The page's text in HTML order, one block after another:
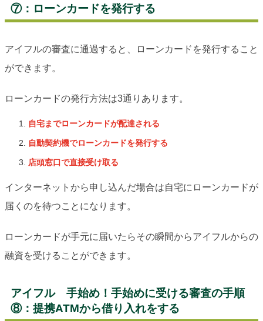
⑦：ローンカードを発行する
アイフルの審査に通過すると、ローンカードを発行すること
ができます。
ローンカードの発行方法は3通りあります。
自宅までローンカードが配達される
自動契約機でローンカードを発行する
店頭窓口で直接受け取る
インターネットから申し込んだ場合は自宅にローンカードが
届くのを待つことになります。
ローンカードが手元に届いたらその瞬間からアイフルからの
融資を受けることができます。
アイフル 手始め！手始めに受ける審査の手順
⑧：提携ATMから借り入れをする